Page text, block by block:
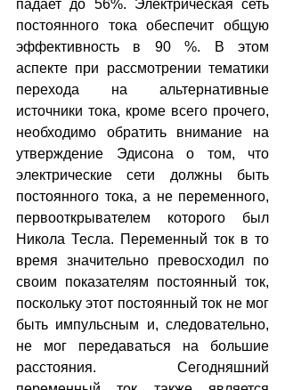
падает до 56%. Электрическая сеть
постоянного тока обеспечит общую
эффективность в 90 %. В этом
аспекте при рассмотрении тематики
перехода на альтернативные
источники тока, кроме всего прочего,
необходимо обратить внимание на
утверждение Эдисона о том, что
электрические сети должны быть
постоянного тока, а не переменного,
первооткрывателем которого был
Никола Тесла. Переменный ток в то
время значительно превосходил по
своим показателям постоянный ток,
поскольку этот постоянный ток не мог
быть импульсным и, следовательно,
не мог передаваться на большие
расстояния. Сегодняшний